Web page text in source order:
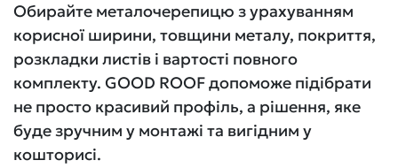
Обирайте металочерепицю з урахуванням
корисної ширини, товщини металу, покриття,
розкладки листів і вартості повного
комплекту. GOOD ROOF допоможе підібрати
не просто красивий профіль, а рішення, яке
буде зручним у монтажі та вигідним у
кошторисі.